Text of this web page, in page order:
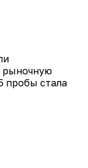
рыночную
пробы стала